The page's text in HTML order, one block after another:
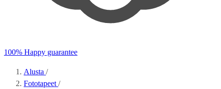
100% Happy guarantee
Alusta /
Fototapeet /